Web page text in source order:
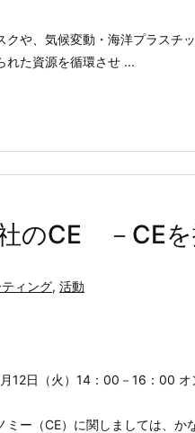
クや、気候変動・海洋プラスチ
れた資源を循環させ ...
CE －CEを
ィング, 活動
月12日（火）14：00－16：00 オ
ミー（CE）に関しましては、